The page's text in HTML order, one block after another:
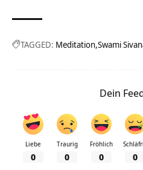
TAGGED: Meditation Swami
Dein
Liebe
0
Traurig
0
Fröhlich
0 0